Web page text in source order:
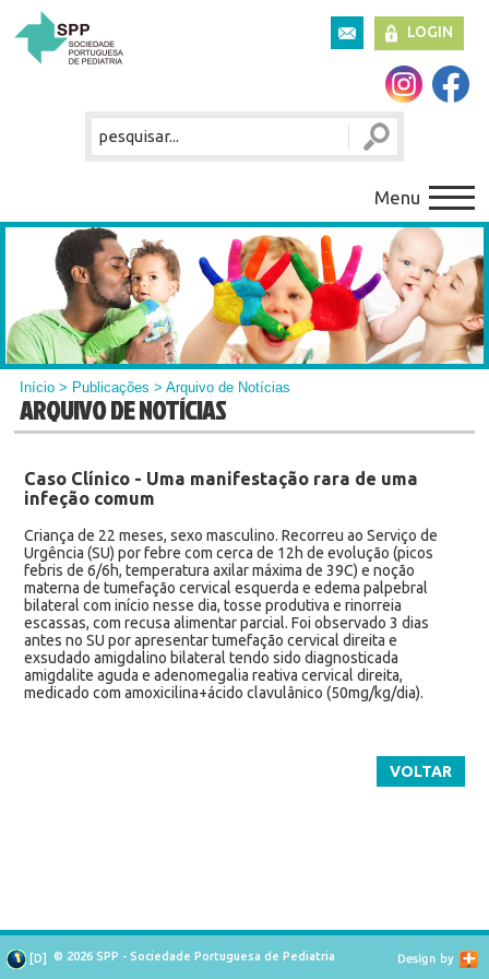
LOGIN
Menu
Início > Publicações > Arquivo de Notícias
ARQUIVO DE NOTÍCIAS
Caso Clínico - Uma manifestação rara de uma
infeção comum
Criança de 22 meses, sexo masculino. Recorreu ao Serviço de
Urgência (SU) por febre com cerca de 12h de evolução (picos
febris de 6/6h, temperatura axilar máxima de 39C) e noção
materna de tumefação cervical esquerda e edema palpebral
bilateral com início nesse dia, tosse produtiva e rinorreia
escassas, com recusa alimentar parcial. Foi observado 3 dias
antes no SU por apresentar tumefação cervical direita e
exsudado amigdalino bilateral tendo sido diagnosticada
amigdalite aguda e adenomegalia reativa cervical direita,
medicado com amoxicilina+ácido clavulânico (50mg/kg/dia).
VOLTAR
[D] © 2026 SPP - Sociedade Portuguesa de Pediatria